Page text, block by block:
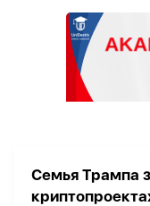
Семья Трампа